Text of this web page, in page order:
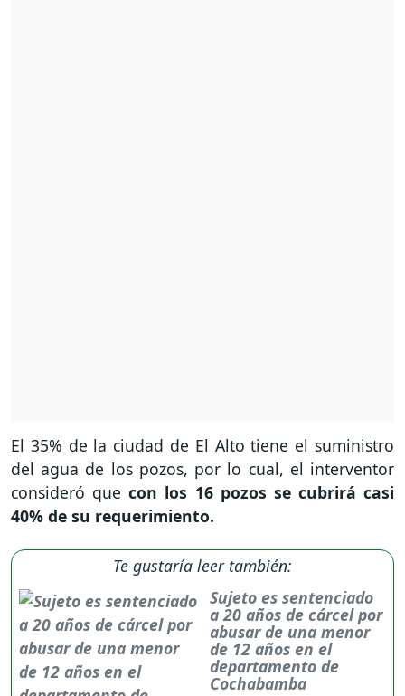
El 35% de la ciudad de El Alto tiene el suministro
del agua de los pozos, por lo cual, el interventor
consideró quecon los 16 pozos se cubrirá casi
40% de su requerimiento.
Te gustaría leer también:
Sujeto es sentenciado
a 20 años de cárcel por
abusar de una menor
de 12 años en el
departamento de
Cochabamba